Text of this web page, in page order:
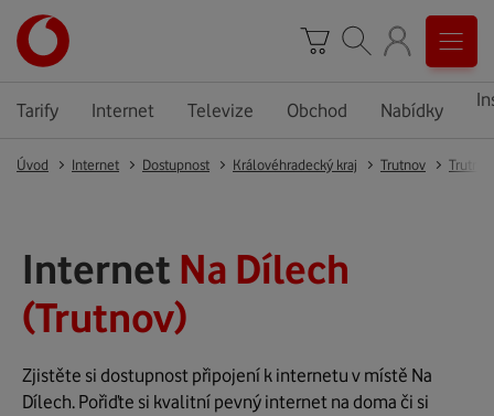
Tarify Internet Televize Obchod Nabídky
Úvod Internet Dostupnost Královéhradecký kraj Trutnov Trutnov
Internet Na Dílech
(Trutnov)
Zjistěte si dostupnost připojení k internetu v místě Na
Dílech. Pořiďte si kvalitní pevný internet na doma či si